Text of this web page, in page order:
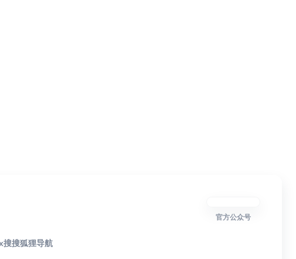
搜搜狐狸导航
官方公众号